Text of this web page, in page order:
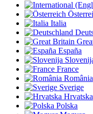
Italia
España
France
România
Sverige
Hrvatska
Polska